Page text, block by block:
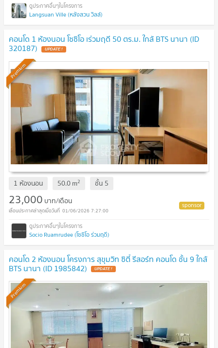
Langsuan Ville (หลังสวน วิลล์)
คอนโด 1 ห้องนอน โซซิโอ เร่วมฤดี 50 ตร.ม. ใกล้ BTS นานา (ID
320187) UPDATE !
Premium
1 ห้องนอน 50.0m2 ชั้น 5
23,000 บาท/เดือน
01/06/2026 7:27:00
Socio Ruamrudee (โซซิโอ ร่วมฤดี)
คอนโด 2 ห้องนอน โครงการ สุขุมวิท ซิตี้ รีสอร์ท คอนโด ชั้น 9 ใกล้
BTS นานา (ID 1985842)
Premium